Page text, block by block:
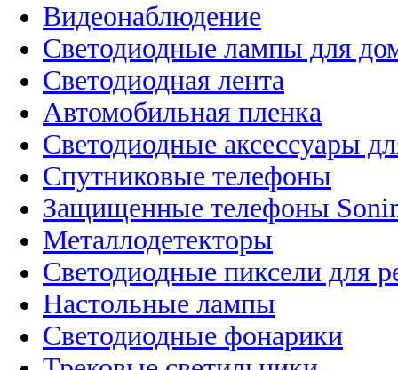
Видеонаблюдение
Светодиодные лампы для
Светодиодная лента
Автомобильная пленка
Светодиодные аксессуары
Спутниковые телефоны
Защищенные телефоны
Металлодетекторы
Светодиодные пиксели для
Настольные лампы
Светодиодные фонарики